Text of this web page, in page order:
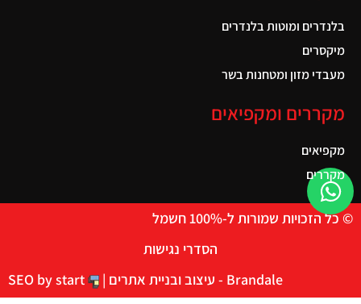
בלנדרים ומוטות בלנדרים
מיקסרים
מעבדי מזון ומטחנות בשר
מקררים ומקפיאים
מקפיאים
מקררים
© כל הזכויות שמורות ל-100% חשמל
הסדרי נגישות
Brandale - עיצוב ובניית אתרים |